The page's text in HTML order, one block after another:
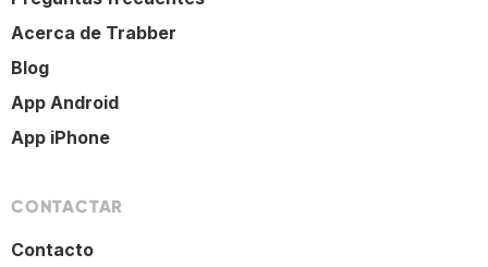
Acerca de Trabber
Blog
App Android
App iPhone
CONTACTAR
Contacto